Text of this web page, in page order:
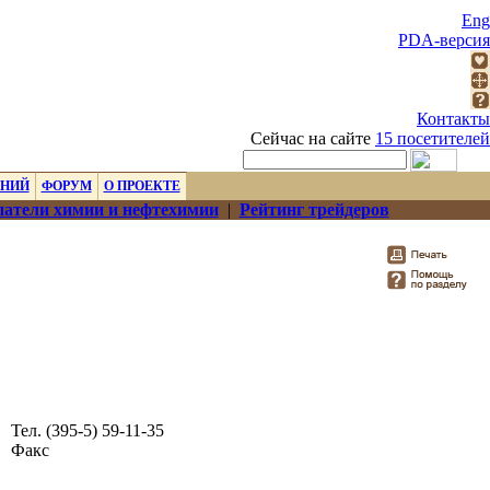
Eng
PDA-версия
Контакты
Сейчас на сайте 15 посетителей
ФОРУМ О ПРОЕКТЕ
химии и нефтехимии| Рейтинг трейдеров
Тел. (395-5) 59-11-35
Факс